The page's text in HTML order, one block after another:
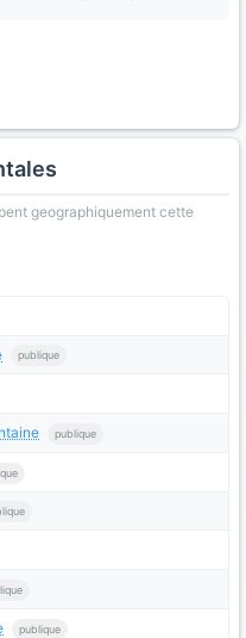
geographiquement cette
publique
publique
publique